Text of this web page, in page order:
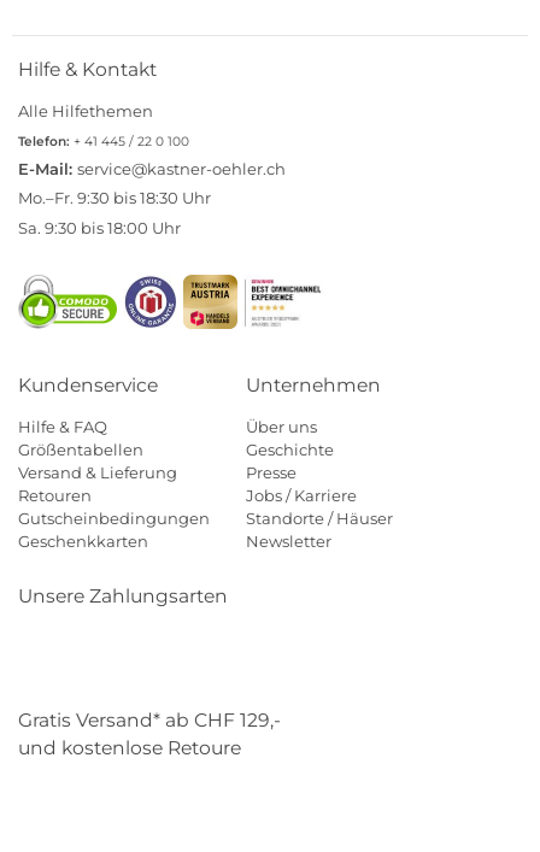
Hilfe & Kontakt
Alle Hilfethemen
Telefon: + 41 445 / 22 0 100
E-Mail: service@kastner-oehler.ch
Mo.–Fr. 9:30 bis 18:30 Uhr
Sa. 9:30 bis 18:00 Uhr
Kundenservice
Hilfe & FAQ
Größentabellen
Versand & Lieferung
Retouren
Gutscheinbedingungen
Geschenkkarten
Unternehmen
Über uns
Geschichte
Presse
Jobs / Karriere
Standorte / Häuser
Newsletter
Unsere Zahlungsarten
Gratis Versand* ab CHF 129,-
und kostenlose Retoure